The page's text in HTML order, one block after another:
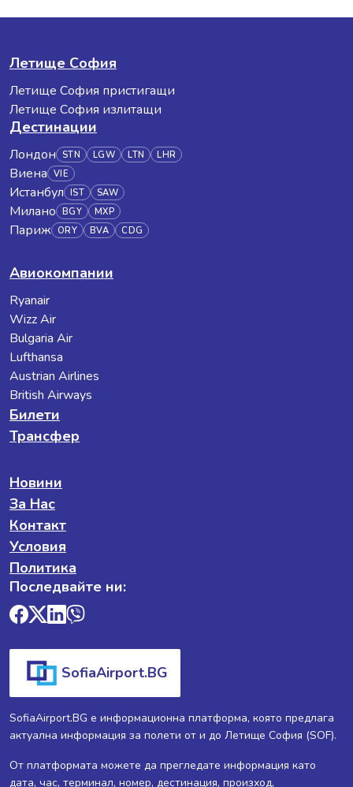
Летище София
Летище София пристигащи
Летище София излитащи
Дестинации
Лондон STN LGW LTN LHR
Виена VIE
Истанбул IST SAW
Милано BGY MXP
Париж ORY BVA CDG
Авиокомпании
Ryanair
Wizz Air
Bulgaria Air
Lufthansa
Austrian Airlines
British Airways
Билети
Трансфер
Новини
За Нас
Контакт
Условия
Политика
Последвайте ни:
SofiaAirport.BG
SofiaAirport.BG е информационна платформа, която предлага
актуална информация за полети от и до Летище София (SOF).
От платформата можете да прегледате информация като
дата, час, терминал, номер, дестинация, произход,